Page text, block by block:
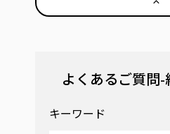
よくあるご質問
キーワード